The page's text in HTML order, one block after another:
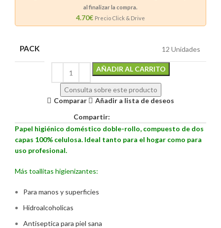
al finalizar la compra.
4.70€ Precio Click & Drive
PACK 12 Unidades
AÑADIR AL CARRITO
Consulta sobre este producto
Comparar
Añadir a lista de deseos
Compartir:
Papel higiénico doméstico doble-rollo, compuesto de dos
capas 100% celulosa. Ideal tanto para el hogar como para
uso profesional.
Más toallitas higienizantes:
Para manos y superficies
Hidroalcoholicas
Antiseptica para piel sana